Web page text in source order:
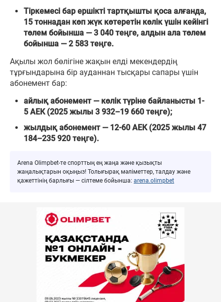
Тіркемесі бар ершікті тартқышты қоса алғанда,
15 тоннадан көп жүк көтеретін көлік үшін кейінгі
төлем бойынша — 3 040 теңге, алдын ала төлем
бойынша — 2 583 теңге.
Ақылы жол бөлігіне жақын елді мекендердің
тұрғындарына бір ауданнан тысқары сапары үшін
абонемент бар:
айлық абонемент — көлік түріне байланысты 1-
5 АЕК (2025 жылы 3 932–19 660 теңге);
жылдық абонемент — 12-60 АЕК (2025 жылы 47
184–235 920 теңге).
Arena Olimpbet-те спорттың ең жаңа және қызықты
жаңалықтарын оқыңыз! Толығырақ мәліметтер, талдау және
қажеттінің барлығы — сілтеме бойынша: arena.olimpbet